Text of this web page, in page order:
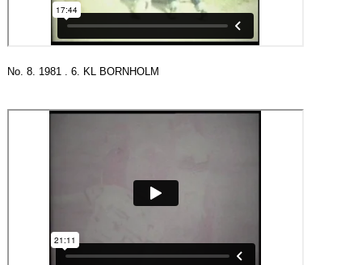
No. 8. 1981 . 6. KL BORNHOLM